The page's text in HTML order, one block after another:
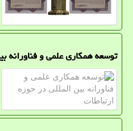
توسعه همکاری علمی و فناورانه